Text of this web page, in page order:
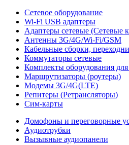
Сетевое оборудование
Wi-Fi USB адаптеры
Адаптеры сетевые (Сетевые
Антенны 3G/4G/Wi-Fi/GSM
Кабельные сборки,
Коммутаторы сетевые
Комплекты оборудования для
Маршрутизаторы (роутеры)
Модемы 3G/4G(LTE)
Репитеры (Ретрансляторы)
Сим-карты
Домофоны и переговорные
Аудиотрубки
Вызывные аудиопанели